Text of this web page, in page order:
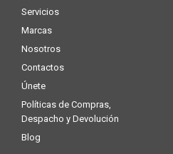
Servicios
Marcas
Nosotros
Contactos
Únete
Políticas de Compras,
Despacho y Devolución
Blog